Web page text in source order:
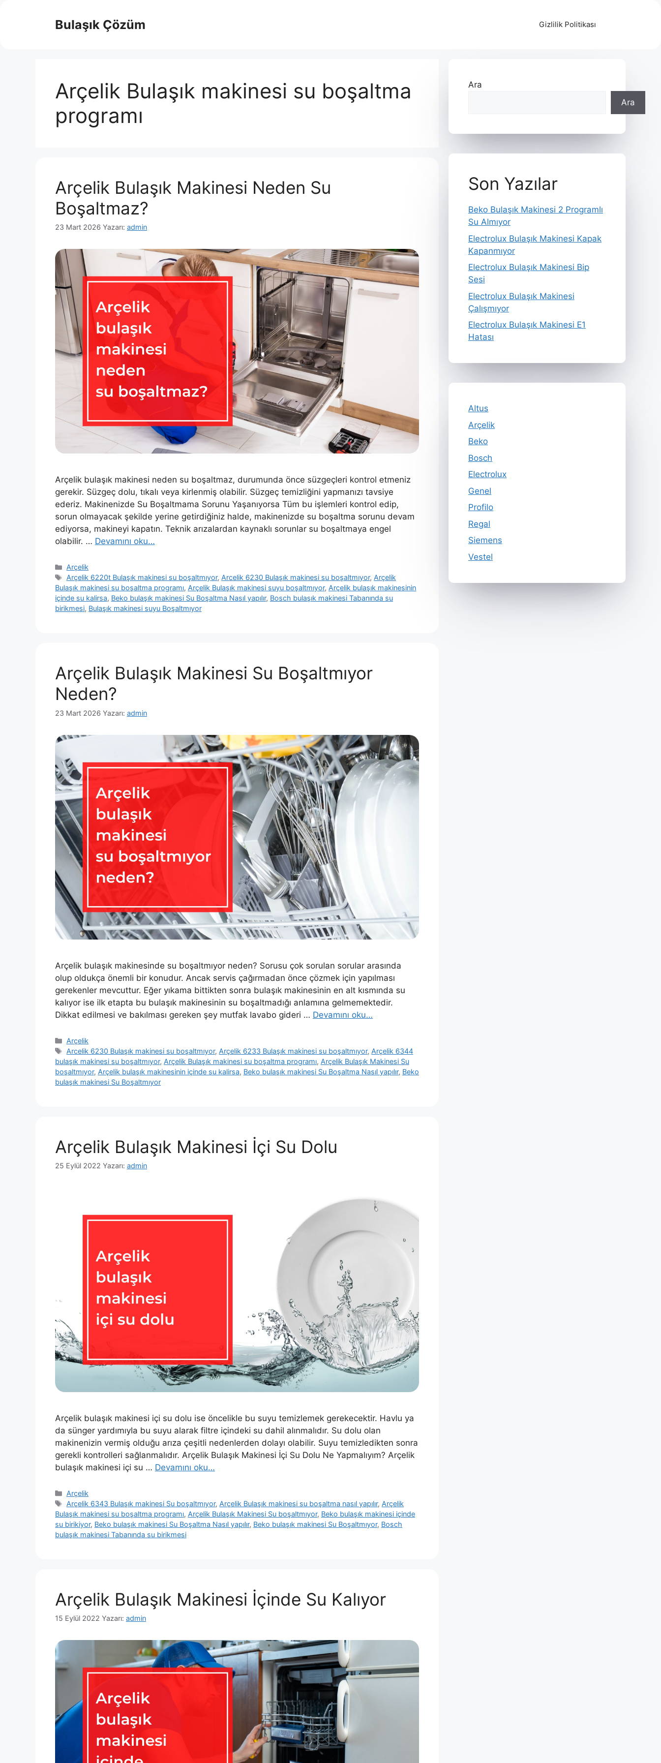
Bulaşık Çözüm Gizlilik Politikası
Arçelik Bulaşık makinesi su boşaltma
programı
Arçelik Bulaşık Makinesi Neden Su
Boşaltmaz?
23 Mart 2026 Yazarı: admin
Arçelik bulaşık makinesi neden su boşaltmaz, durumunda önce süzgeçleri kontrol etmeniz
gerekir. Süzgeç dolu, tıkalı veya kirlenmiş olabilir. Süzgeç temizliğini yapmanızı tavsiye
ederiz. Makinenizde Su Boşaltmama Sorunu Yaşanıyorsa Tüm bu işlemleri kontrol edip,
sorun olmayacak şekilde yerine getirdiğiniz halde, makinenizde su boşaltma sorunu devam
ediyorsa, makineyi kapatın. Teknik arızalardan kaynaklı sorunlar su boşaltmaya engel
olabilir. … Devamını oku…
Kategoriler
Arçelik
Etiketler
Arçelik 6220t Bulaşık makinesi su boşaltmıyor, Arcelik 6230 Bulaşık makinesi su boşaltmıyor, Arçelik
Bulaşık makinesi su boşaltma programı, Arçelik Bulaşık makinesi suyu boşaltmıyor, Arçelik bulaşık makinesinin
içinde su kalirsa, Beko bulaşık makinesi Su Boşaltma Nasıl yapılır, Bosch bulaşık makinesi Tabanında su
birikmesi, Bulaşık makinesi suyu Boşaltmıyor
Arçelik Bulaşık Makinesi Su Boşaltmıyor
Neden?
23 Mart 2026 Yazarı: admin
Arçelik bulaşık makinesinde su boşaltmıyor neden? Sorusu çok sorulan sorular arasında
olup oldukça önemli bir konudur. Ancak servis çağırmadan önce çözmek için yapılması
gerekenler mevcuttur. Eğer yıkama bittikten sonra bulaşık makinesinin en alt kısmında su
kalıyor ise ilk etapta bu bulaşık makinesinin su boşaltmadığı anlamına gelmemektedir.
Dikkat edilmesi ve bakılması gereken şey mutfak lavabo gideri … Devamını oku…
Kategoriler
Arçelik
Etiketler
Arcelik 6230 Bulaşık makinesi su boşaltmıyor, Arçelik 6233 Bulaşık makinesi su boşaltmıyor, Arçelik 6344
bulaşık makinesi su boşaltmıyor, Arçelik Bulaşık makinesi su boşaltma programı, Arçelik Bulaşık Makinesi Su
boşaltmıyor, Arçelik bulaşık makinesinin içinde su kalirsa, Beko bulaşık makinesi Su Boşaltma Nasıl yapılır, Beko
bulaşık makinesi Su Boşaltmıyor
Arçelik Bulaşık Makinesi İçi Su Dolu
25 Eylül 2022 Yazarı: admin
Arçelik bulaşık makinesi içi su dolu ise öncelikle bu suyu temizlemek gerekecektir. Havlu ya
da sünger yardımıyla bu suyu alarak filtre içindeki su dahil alınmalıdır. Su dolu olan
makinenizin vermiş olduğu arıza çeşitli nedenlerden dolayı olabilir. Suyu temizledikten sonra
gerekli kontrolleri sağlanmalıdır. Arçelik Bulaşık Makinesi İçi Su Dolu Ne Yapmalıyım? Arçelik
bulaşık makinesi içi su … Devamını oku…
Kategoriler
Arçelik
Etiketler
Arçelik 6343 Bulaşık makinesi Su boşaltmıyor, Arçelik Bulaşık makinesi su boşaltma nasıl yapılır, Arçelik
Bulaşık makinesi su boşaltma programı, Arçelik Bulaşık Makinesi Su boşaltmıyor, Beko bulaşık makinesi içinde
su birikiyor, Beko bulaşık makinesi Su Boşaltma Nasıl yapılır, Beko bulaşık makinesi Su Boşaltmıyor, Bosch
bulaşık makinesi Tabanında su birikmesi
Arçelik Bulaşık Makinesi İçinde Su Kalıyor
15 Eylül 2022 Yazarı: admin
Ara
Ara
Son Yazılar
Beko Bulaşık Makinesi 2 Programlı
Su Almıyor
Electrolux Bulaşık Makinesi Kapak
Kapanmıyor
Electrolux Bulaşık Makinesi Bip
Sesi
Electrolux Bulaşık Makinesi
Çalışmıyor
Electrolux Bulaşık Makinesi E1
Hatası
Altus
Arçelik
Beko
Bosch
Electrolux
Genel
Profilo
Regal
Siemens
Vestel